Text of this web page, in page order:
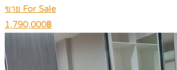
ขาย For Sale
1,790,000฿